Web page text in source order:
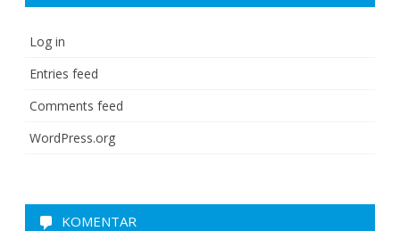
Log in
Entries feed
Comments feed
WordPress.org
KOMENTAR